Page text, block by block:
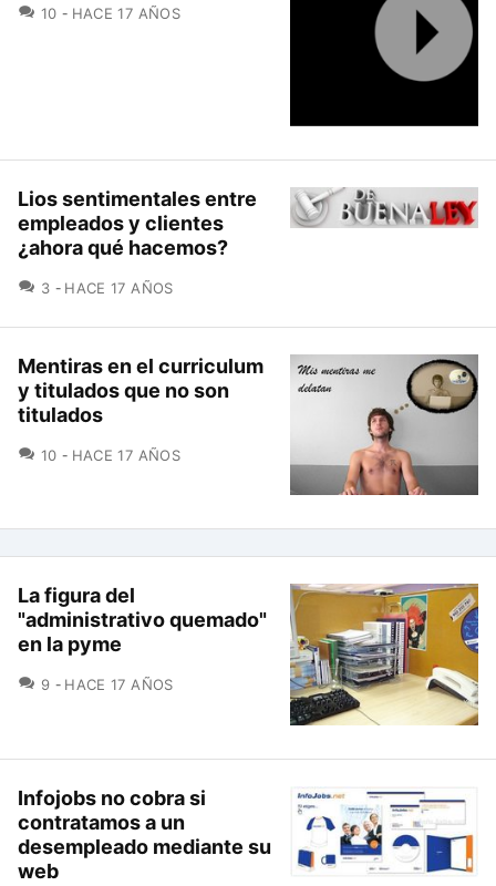
10 COMENTARIOS
HACE 17 AÑOS
Lios sentimentales entre
empleados y clientes
¿ahora qué hacemos?
3 COMENTARIOS
HACE 17 AÑOS
Mentiras en el curriculum
y titulados que no son
titulados
10 COMENTARIOS
HACE 17 AÑOS
La figura del
"administrativo quemado"
en la pyme
9 COMENTARIOS
HACE 17 AÑOS
Infojobs no cobra si
contratamos a un
desempleado mediante su
web